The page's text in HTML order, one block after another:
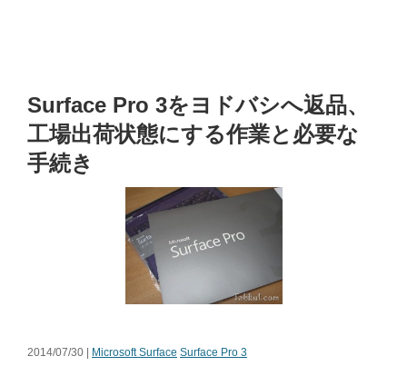
Surface Pro 3をヨドバシへ返品、
工場出荷状態にする作業と必要な
手続き
2014/07/30 | Microsoft Surface Surface Pro 3